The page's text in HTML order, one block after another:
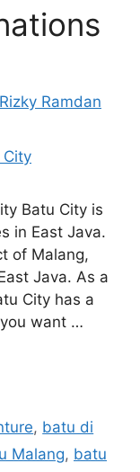
Ramdan
Batu City is
in East Java.
of Malang,
Java. As a
City has a
want …
, batu di
Malang, batu